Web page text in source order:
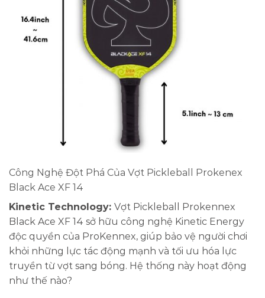
Công Nghệ Đột Phá Của Vợt Pickleball Prokenex
Black Ace XF 14
Kinetic Technology: Vợt Pickleball Prokennex
Black Ace XF 14 sở hữu công nghệ Kinetic Energy
độc quyền của ProKennex, giúp bảo vệ người chơi
khỏi những lực tác động mạnh và tối ưu hóa lực
truyền từ vợt sang bóng. Hệ thống này hoạt động
như thế nào?